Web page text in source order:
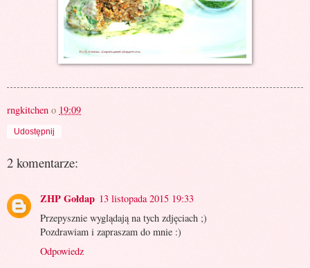
rngkitchen o 19:09
Udostępnij
2 komentarze:
ZHP Gołdap 13 listopada 2015 19:33
Przepysznie wyglądają na tych zdjęciach ;)
Pozdrawiam i zapraszam do mnie :)
Odpowiedz